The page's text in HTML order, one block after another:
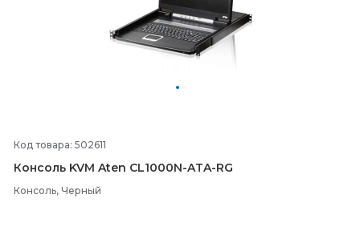
Код товара: 502611
Консоль KVM Aten CL1000N-ATA-RG
Консоль, Черный